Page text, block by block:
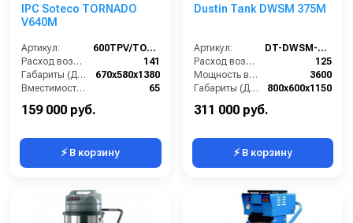
IPC Soteco TORNADO
V640M
Артикул:
600TPV/TORN640M
Расход воздуха (л/сек):
141
Габариты (ДхШхВ):
670х580х1380
Вместимость мусоросборника (л):
65
159 000 руб.
⚡ В корзину
Dustin Tank DWSM 375M
Артикул:
DT-DWSM-375M
Расход воздуха (л/сек):
125
Мощность всасывающих турбин (Вт):
3600
Габариты (ДхШхВ):
800х600х1150
311 000 руб.
⚡ В корзину